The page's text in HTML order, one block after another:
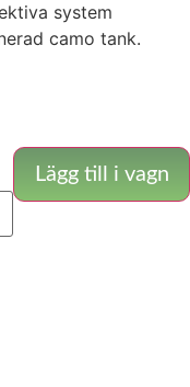
system
camo tank.
Lägg till i vagn